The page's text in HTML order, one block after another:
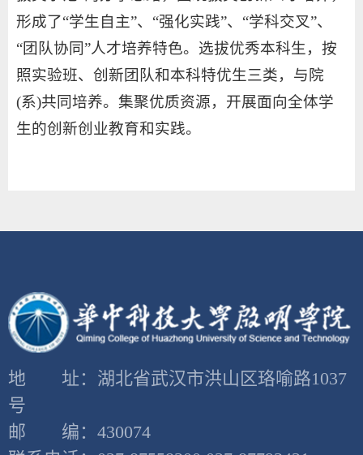
形成了“学生自主”、“强化实践”、“学科交叉”、
“团队协同”人才培养特色。选拔优秀本科生，按
照实验班、创新团队和本科特优生三类，与院
(系)共同培养。集聚优质资源，开展面向全体学
生的创新创业教育和实践。
地 址：湖北省武汉市洪山区珞喻路1037
号
邮 编：430074